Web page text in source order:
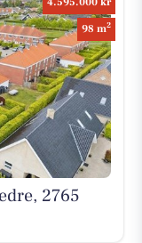
98 m2
2765